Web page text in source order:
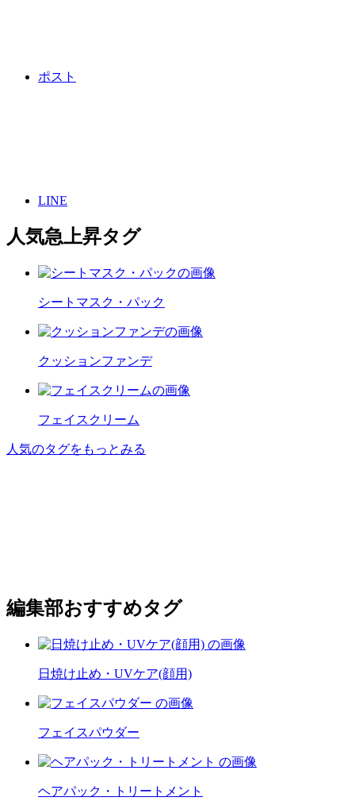
ポスト
LINE
人気急上昇タグ
シートマスク・パック
クッションファンデ
フェイスクリーム
人気のタグをもっとみる
編集部おすすめタグ
日焼け止め・UVケア(顔用)
フェイスパウダー
ヘアパック・トリートメント